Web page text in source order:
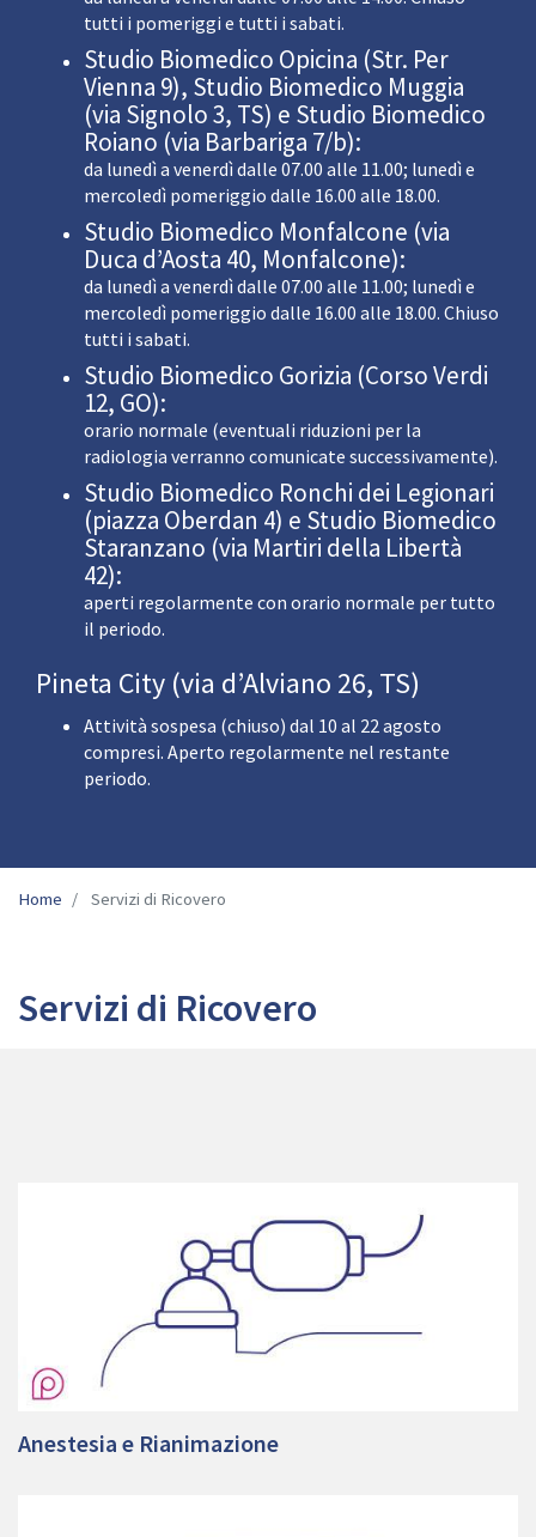
tutti i pomeriggi e tutti i sabati.
Studio Biomedico Opicina (Str. Per
Vienna 9), Studio Biomedico Muggia
(via Signolo 3, TS) e Studio Biomedico
Roiano (via Barbariga 7/b):
da lunedì a venerdì dalle 07.00 alle 11.00; lunedì e
mercoledì pomeriggio dalle 16.00 alle 18.00.
Studio Biomedico Monfalcone (via
Duca d’Aosta 40, Monfalcone):
da lunedì a venerdì dalle 07.00 alle 11.00; lunedì e
mercoledì pomeriggio dalle 16.00 alle 18.00. Chiuso
tutti i sabati.
Studio Biomedico Gorizia (Corso Verdi
12, GO):
orario normale (eventuali riduzioni per la
radiologia verranno comunicate successivamente).
Studio Biomedico Ronchi dei Legionari
(piazza Oberdan 4) e Studio Biomedico
Staranzano (via Martiri della Libertà
42):
aperti regolarmente con orario normale per tutto
il periodo.
Pineta City (via d’Alviano 26, TS)
Attività sospesa (chiuso) dal 10 al 22 agosto
compresi. Aperto regolarmente nel restante
periodo.
Home Servizi di Ricovero
Servizi di Ricovero
Anestesia e Rianimazione